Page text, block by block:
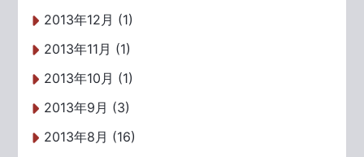
2013年12月 (1)
2013年11月 (1)
2013年10月 (1)
2013年9月 (3)
2013年8月 (16)